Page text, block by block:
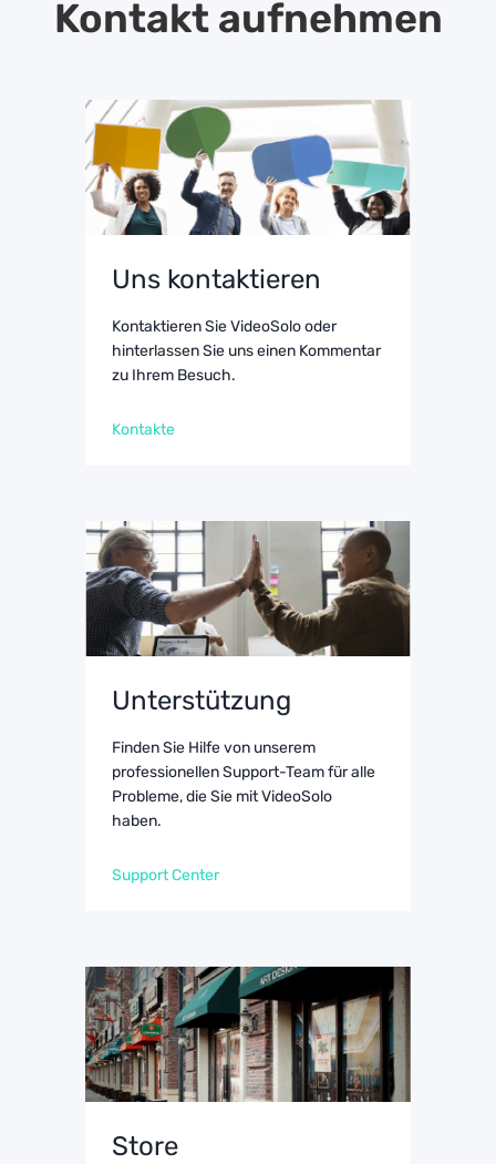
Kontakt aufnehmen
Uns kontaktieren
Kontaktieren Sie VideoSolo oder
hinterlassen Sie uns einen Kommentar
zu Ihrem Besuch.
Kontakte
Unterstützung
Finden Sie Hilfe von unserem
professionellen Support-Team für alle
Probleme, die Sie mit VideoSolo
haben.
Support Center
Store